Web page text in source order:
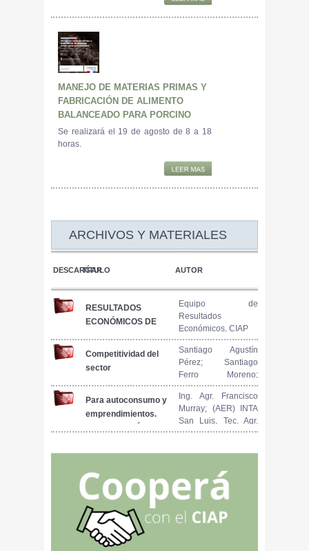
MANEJO DE MATERIAS PRIMAS Y
FABRICACIÓN DE ALIMENTO
BALANCEADO PARA PORCINO
Se realizará el 19 de agosto de 8 a 18
horas.
ARCHIVOS Y MATERIALES
DESCARGAR
TÍTULO AUTOR
RESULTADOS
ECONÓMICOS DE
PRODUCTIVOS
PORCINOS.
Equipo de
Resultados
Económicos, CIAP
Competitividad del
sector
análisis en
organizaciones de
Santiago Agustín
Pérez; Santiago
Ferro Moreno;
Roberto Carlos
Mariano; Rocío
Lujan González
Para autoconsumo y
emprendimientos.
CHACINADOS
Ing. Agr. Francisco
Murray; (AER) INTA
San Luis, Tec. Agr.
Miguel Angel Ángel